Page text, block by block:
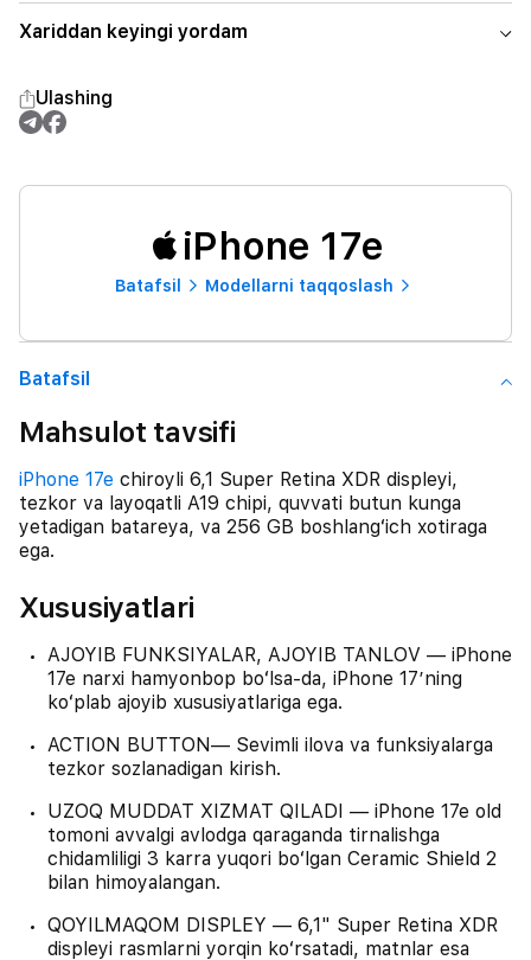
Xariddan keyingi yordam
Ulashing
iPhone 17e
Batafsil Modellarni taqqoslash
Batafsil
Mahsulot tavsifi
iPhone 17e chiroyli 6,1 Super Retina XDR displeyi,
tezkor va layoqatli A19 chipi, quvvati butun kunga
yetadigan batareya, va 256 GB boshlangʻich xotiraga
ega.
Xususiyatlari
AJOYIB FUNKSIYALAR, AJOYIB TANLOV — iPhone
17e narxi hamyonbop boʻlsa-da, iPhone 17ʼning
koʻplab ajoyib xususiyatlariga ega.
ACTION BUTTON— Sevimli ilova va funksiyalarga
tezkor sozlanadigan kirish.
UZOQ MUDDAT XIZMAT QILADI — iPhone 17e old
tomoni avvalgi avlodga qaraganda tirnalishga
chidamliligi 3 karra yuqori boʻlgan Ceramic Shield 2
bilan himoyalangan.
QOYILMAQOM DISPLEY — 6,1" Super Retina XDR
displeyi rasmlarni yorqin koʻrsatadi, matnlar esa